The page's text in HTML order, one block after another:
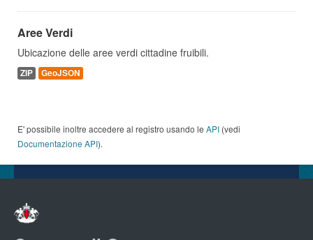
Aree Verdi
Ubicazione delle aree verdi cittadine fruibili.
ZIP GeoJSON
E' possibile inoltre accedere al registro usando le API (vedi
Documentazione API).